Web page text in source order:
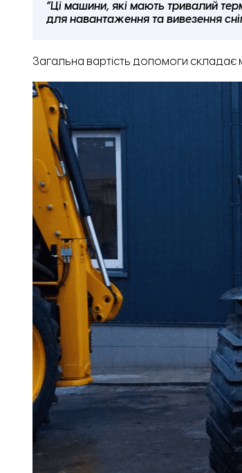
“Ці машини, які мають тривалий
для навантаження та вивезення
Загальна вартість допомоги